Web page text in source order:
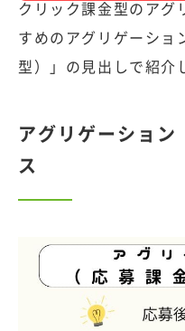
クリック課金型のアグ
すめのアグリゲーショ
型）」 の見出しで紹介
アグリゲーション
ス